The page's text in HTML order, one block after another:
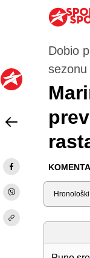
Dobio
sezonu
Sortiraj